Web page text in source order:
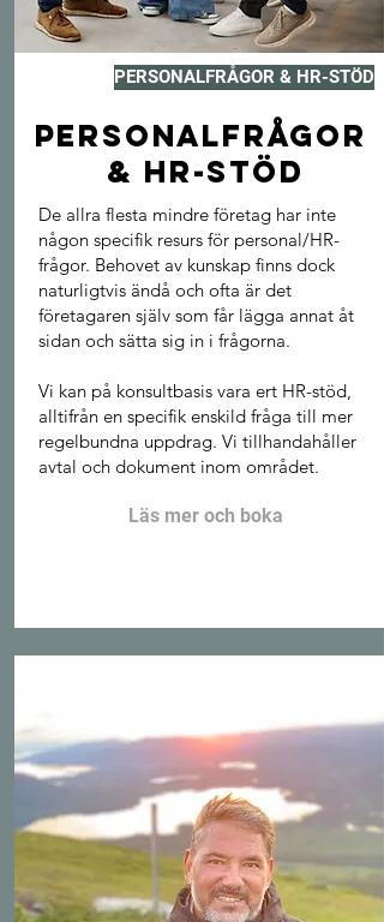
PERSONALFRÅGOR & HR-STÖD
PERSONALFRÅGOR
& HR-STÖD
De allra flesta mindre företag har inte
någon specifik resurs för personal/HR-
frågor. Behovet av kunskap finns dock
naturligtvis ändå och ofta är det
företagaren själv som får lägga annat åt
sidan och sätta sig in i frågorna.
Vi kan på konsultbasis vara ert HR-stöd,
alltifrån en specifik enskild fråga till mer
regelbundna uppdrag. Vi tillhandahåller
avtal och dokument inom området.
Läs mer och boka